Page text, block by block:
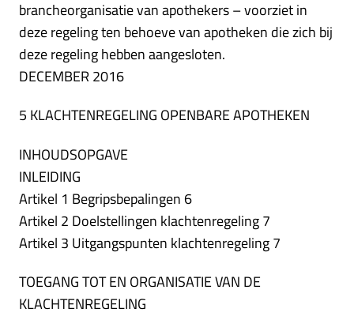
brancheorganisatie van apothekers – voorziet in
deze regeling ten behoeve van apotheken die zich bij
deze regeling hebben aangesloten.
DECEMBER 2016
5 KLACHTENREGELING OPENBARE APOTHEKEN
INHOUDSOPGAVE
INLEIDING
Artikel 1 Begripsbepalingen 6
Artikel 2 Doelstellingen klachtenregeling 7
Artikel 3 Uitgangspunten klachtenregeling 7
TOEGANG TOT EN ORGANISATIE VAN DE
KLACHTENREGELING